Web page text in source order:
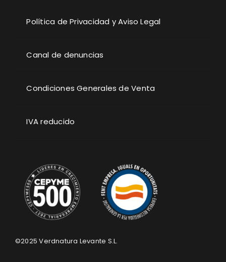
Política de Privacidad y Aviso Legal
Canal de denuncias
Condiciones Generales de Venta
IVA reducido
©2025Verdnatura Levante S.L.